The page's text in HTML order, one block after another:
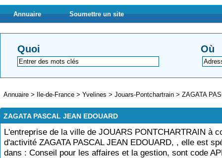
Annuaire Soumettre un site
Quoi Où
Annuaire > Ile-de-France > Yvelines > Jouars-Pontchartrain > ZAGATA
ZAGATA PASCAL JEAN EDOUARD
L'entreprise de la ville de JOUARS PONTCHARTRAIN à
d'activité ZAGATA PASCAL JEAN EDOUARD, , elle est
dans : Conseil pour les affaires et la gestion, sont code